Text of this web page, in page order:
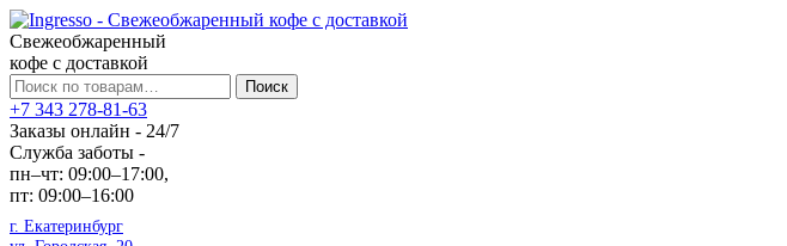
Свежеобжаренный
кофе с доставкой
Искать:
Поиск
+7 343 278-81-63
Заказы онлайн - 24/7
Служба заботы -
пн–чт: 09:00–17:00,
пт: 09:00–16:00
г. Екатеринбург